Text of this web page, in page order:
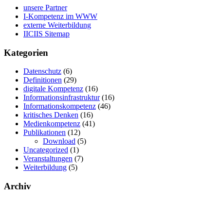
unsere Partner
I-Kompetenz im WWW
externe Weiterbildung
IICIIS Sitemap
Kategorien
Datenschutz (6)
Definitionen (29)
digitale Kompetenz (16)
Informationsinfrastruktur(16)
Informationskompetenz (46)
kritisches Denken (16)
Medienkompetenz (41)
Publikationen (12)
Download (5)
Uncategorized (1)
Veranstaltungen (7)
Weiterbildung (5)
Archiv